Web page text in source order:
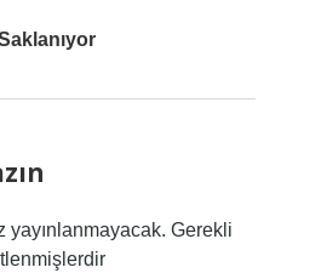
yayınlanmayacak. Gerekli